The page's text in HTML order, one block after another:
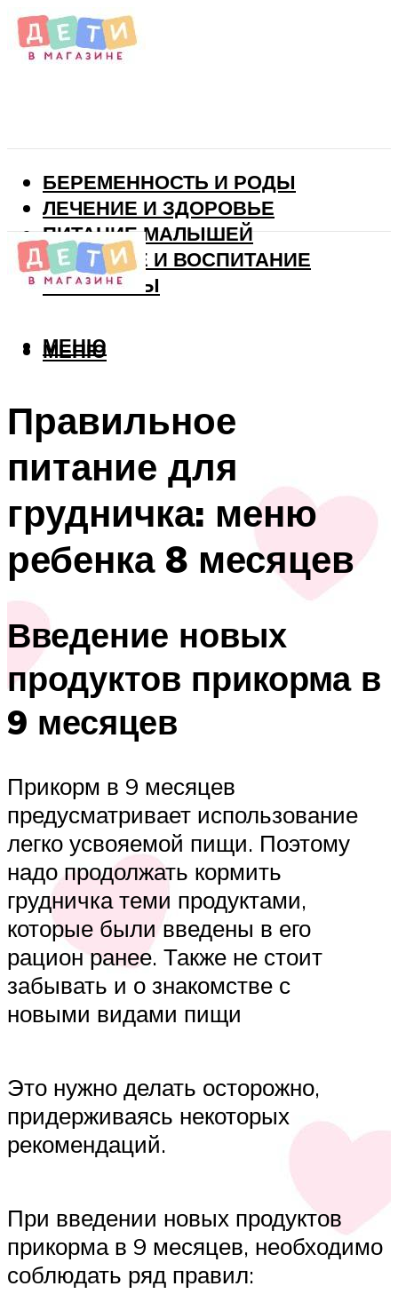
БЕРЕМЕННОСТЬ И РОДЫ
ЛЕЧЕНИЕ И ЗДОРОВЬЕ
ПИТАНИЕ МАЛЫШЕЙ
РАЗВИТИЕ И ВОСПИТАНИЕ
ВИТАМИНЫ
МЕНЮ
МЕНЮ
Правильное
питание для
грудничка: меню
ребенка 8 месяцев
Введение новых
продуктов прикорма в
9 месяцев
Прикорм в 9 месяцев
предусматривает использование
легко усвояемой пищи. Поэтому
надо продолжать кормить
грудничка теми продуктами,
которые были введены в его
рацион ранее. Также не стоит
забывать и о знакомстве с
новыми видами пищи
Это нужно делать осторожно,
придерживаясь некоторых
рекомендаций.
При введении новых продуктов
прикорма в 9 месяцев, необходимо
соблюдать ряд правил: